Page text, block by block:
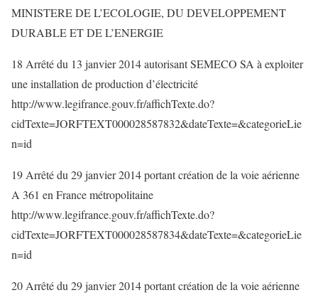
MINISTERE DE L’ECOLOGIE, DU DEVELOPPEMENT
DURABLE ET DE L’ENERGIE
18 Arrêté du 13 janvier 2014 autorisant SEMECO SA à exploiter
une installation de production d’électricité
http://www.legifrance.gouv.fr/affichTexte.do?
cidTexte=JORFTEXT000028587832&dateTexte=&categorieLie
n=id
19 Arrêté du 29 janvier 2014 portant création de la voie aérienne
A 361 en France métropolitaine
http://www.legifrance.gouv.fr/affichTexte.do?
cidTexte=JORFTEXT000028587834&dateTexte=&categorieLie
n=id
20 Arrêté du 29 janvier 2014 portant création de la voie aérienne